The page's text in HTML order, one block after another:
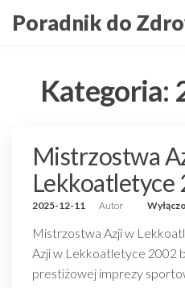
doPoradnik do
Kategoria:
Mistrzostwa
Lekkoatletyce
2025-12-11 Autor
Mistrzostwa Azji w
Azji w Lekkoatletyce 2002
prestiżowej imprezy